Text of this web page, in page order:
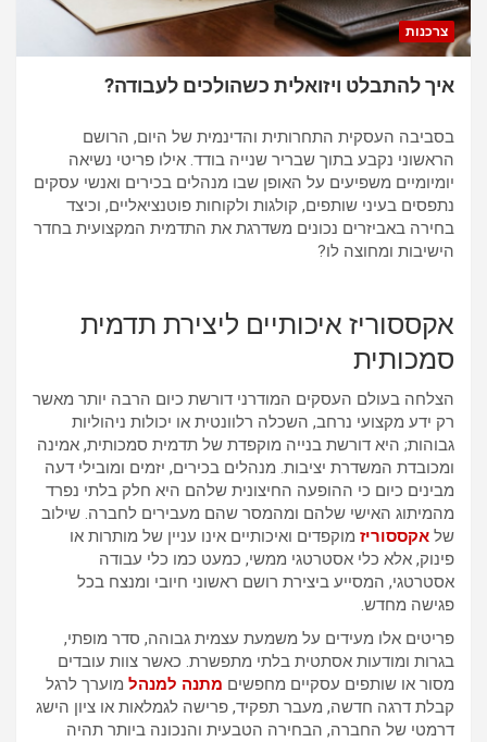
צרכנות
איך להתבלט ויזואלית כשהולכים לעבודה?
בסביבה העסקית התחרותית והדינמית של היום, הרושם
הראשוני נקבע בתוך שבריר שנייה בודד. אילו פריטי נשיאה
יומיומיים משפיעים על האופן שבו מנהלים בכירים ואנשי עסקים
נתפסים בעיני שותפים, קולגות ולקוחות פוטנציאליים, וכיצד
בחירה באביזרים נכונים משדרגת את התדמית המקצועית בחדר
הישיבות ומחוצה לו?
אקססוריז איכותיים ליצירת תדמית
סמכותית
הצלחה בעולם העסקים המודרני דורשת כיום הרבה יותר מאשר
רק ידע מקצועי נרחב, השכלה רלוונטית או יכולות ניהוליות
גבוהות; היא דורשת בנייה מוקפדת של תדמית סמכותית, אמינה
ומכובדת המשדרת יציבות. מנהלים בכירים, יזמים ומובילי דעה
מבינים כיום כי ההופעה החיצונית שלהם היא חלק בלתי נפרד
מהמיתוג האישי שלהם ומהמסר שהם מעבירים לחברה. שילוב
של אקססוריז מוקפדים ואיכותיים אינו עניין של מותרות או
פינוק, אלא כלי אסטרטגי ממשי, כמעט כמו כלי עבודה
אסטרטגי, המסייע ביצירת רושם ראשוני חיובי ומנצח בכל
פגישה מחדש.
פריטים אלו מעידים על משמעת עצמית גבוהה, סדר מופתי,
בגרות ומודעות אסתטית בלתי מתפשרת. כאשר צוות עובדים
מסור או שותפים עסקיים מחפשים מתנה למנהל מוערך לרגל
קבלת דרגה חדשה, מעבר תפקיד, פרישה לגמלאות או ציון הישג
דרמטי של החברה, הבחירה הטבעית והנכונה ביותר תהיה